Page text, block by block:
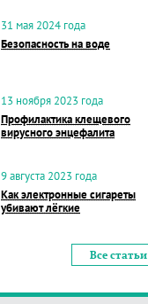
31 мая 2024 года
Безопасность на воде
13 ноября 2023 года
Профилактика клещевого
вирусного энцефалита
9 августа 2023 года
Как электронные сигареты
убивают лёгкие
Все статьи